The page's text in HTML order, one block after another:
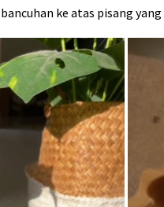
ke atas pisang